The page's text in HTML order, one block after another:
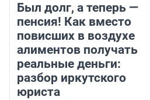
Был долг, а теперь —
пенсия! Как вместо
повисших в воздухе
алиментов получать
реальные деньги:
разбор иркутского
юриста